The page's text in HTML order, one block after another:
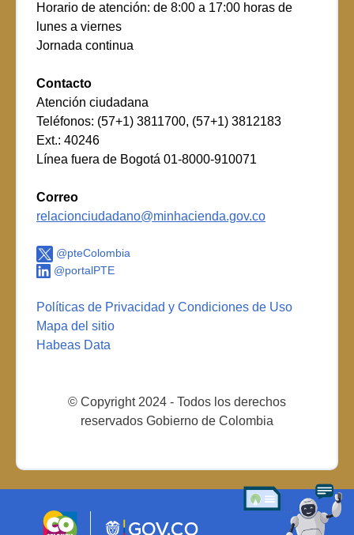
Horario de atención: de 8:00 a 17:00 horas de
lunes a viernes
Jornada continua
Contacto
Atención ciudadana
Teléfonos: (57+1) 3811700, (57+1) 3812183
Ext.: 40246
Línea fuera de Bogotá 01-8000-910071
Correo
relacionciudadano@minhacienda.gov.co
@pteColombia
@portalPTE
Políticas de Privacidad y Condiciones de Uso
Mapa del sitio
Habeas Data
© Copyright 2024 - Todos los derechos
reservados Gobierno de Colombia